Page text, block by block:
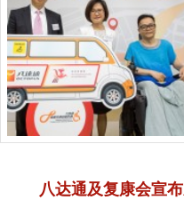
八达通及复康会宣